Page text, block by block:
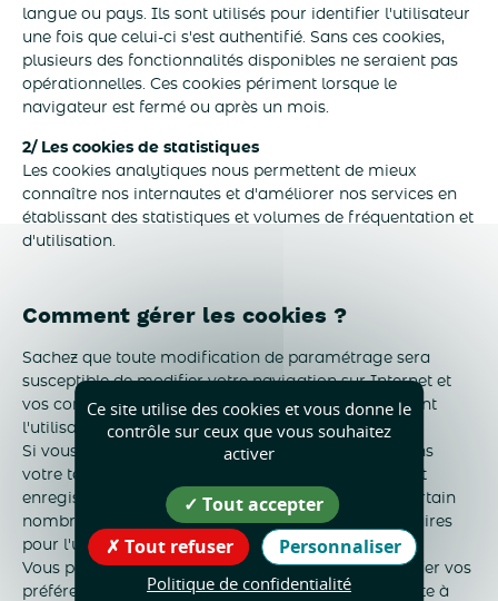
langue ou pays. Ils sont utilisés pour identifier l'utilisateur
une fois que celui-ci s'est authentifié. Sans ces cookies,
plusieurs des fonctionnalités disponibles ne seraient pas
opérationnelles. Ces cookies périment lorsque le
navigateur est fermé ou après un mois.
2/ Les cookies de statistiques
Les cookies analytiques nous permettent de mieux
connaître nos internautes et d'améliorer nos services en
établissant des statistiques et volumes de fréquentation et
d'utilisation.
Comment gérer les cookies ?
Sachez que toute modification de paramétrage sera
susceptible de modifier votre navigation sur Internet et
vos conditions d'accès à certains services nécessitant
l'utilisation de cookies.
Si vous refusez l'enregistrement de ces derniers dans
votre terminal, ou si vous supprimez ceux qui y sont
enregistrés, vous ne pourrez plus bénéficier d'un certain
nombre de fonctionnalités qui peuvent être nécessaires
pour l'utilisation de nos sites.
Vous pouvez faire le choix à tout moment de modifier vos
préférences en configurant votre navigateur de sorte à
Ce site utilise des cookies et vous donne le
contrôle sur ceux que vous souhaitez
activer
Tout accepter
Tout refuser
Personnaliser
Politique de confidentialité